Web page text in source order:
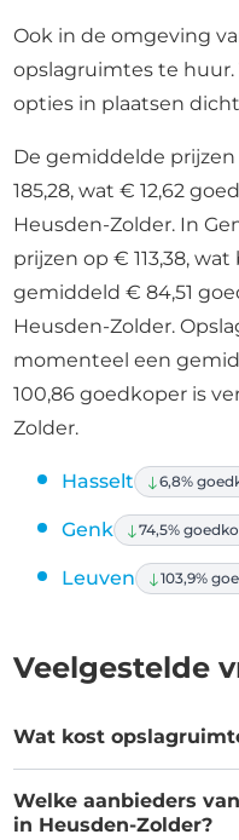
Ook in de omgeving
opslagruimtes te
opties in plaatsen
De gemiddelde
185,28, wat € 12,62
Heusden-Zolder. In
prijzen op € 113,38,
gemiddeld € 84,51
Heusden-Zolder.
momenteel een
100,86 goedkoper is
Zolder.
Hasselt 6,8%
Genk 74,5%
Leuven 103,9%
Veelgestelde
Wat kost
Welke aanbieders
in Heusden-Zolder?